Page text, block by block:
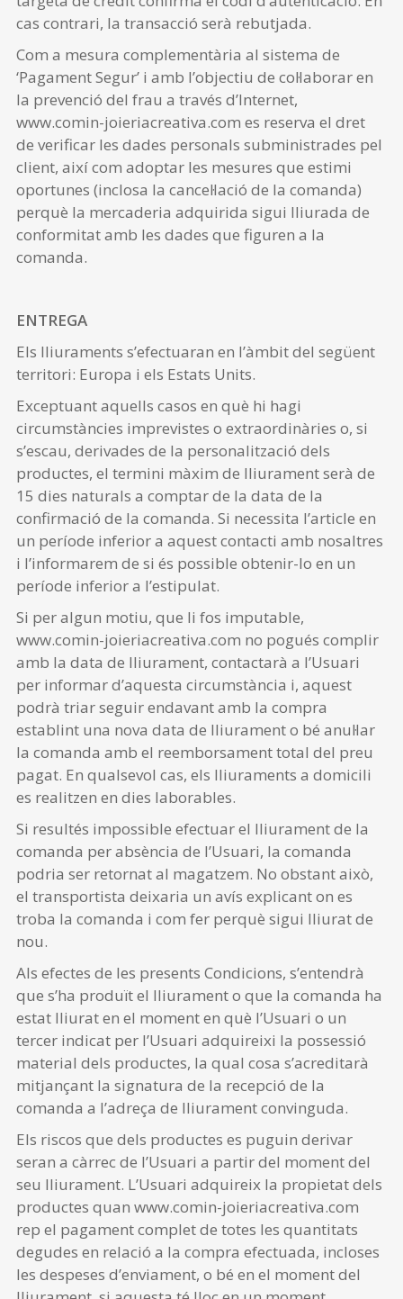
cas contrari, la transacció serà rebutjada.
Com a mesura complementària al sistema de
‘Pagament Segur’ i amb l’objectiu de col·laborar en
la prevenció del frau a través d’Internet,
www.comin-joieriacreativa.com es reserva el dret
de verificar les dades personals subministrades pel
client, així com adoptar les mesures que estimi
oportunes (inclosa la cancel·lació de la comanda)
perquè la mercaderia adquirida sigui lliurada de
conformitat amb les dades que figuren a la
comanda.
ENTREGA
Els lliuraments s’efectuaran en l’àmbit del següent
territori: Europa i els Estats Units.
Exceptuant aquells casos en què hi hagi
circumstàncies imprevistes o extraordinàries o, si
s’escau, derivades de la personalització dels
productes, el termini màxim de lliurament serà de
15 dies naturals a comptar de la data de la
confirmació de la comanda. Si necessita l’article en
un període inferior a aquest contacti amb nosaltres
i l’informarem de si és possible obtenir-lo en un
període inferior a l’estipulat.
Si per algun motiu, que li fos imputable,
www.comin-joieriacreativa.com no pogués complir
amb la data de lliurament, contactarà a l’Usuari
per informar d’aquesta circumstància i, aquest
podrà triar seguir endavant amb la compra
establint una nova data de lliurament o bé anul·lar
la comanda amb el reemborsament total del preu
pagat. En qualsevol cas, els lliuraments a domicili
es realitzen en dies laborables.
Si resultés impossible efectuar el lliurament de la
comanda per absència de l’Usuari, la comanda
podria ser retornat al magatzem. No obstant això,
el transportista deixaria un avís explicant on es
troba la comanda i com fer perquè sigui lliurat de
nou.
Als efectes de les presents Condicions, s’entendrà
que s’ha produït el lliurament o que la comanda ha
estat lliurat en el moment en què l’Usuari o un
tercer indicat per l’Usuari adquireixi la possessió
material dels productes, la qual cosa s’acreditarà
mitjançant la signatura de la recepció de la
comanda a l’adreça de lliurament convinguda.
Els riscos que dels productes es puguin derivar
seran a càrrec de l’Usuari a partir del moment del
seu lliurament. L’Usuari adquireix la propietat dels
productes quan www.comin-joieriacreativa.com
rep el pagament complet de totes les quantitats
degudes en relació a la compra efectuada, incloses
les despeses d’enviament, o bé en el moment del